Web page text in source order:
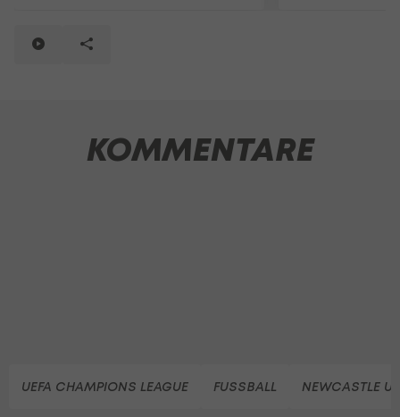
KOMMENTARE
UEFA CHAMPIONS LEAGUE FUSSBALL NEWCASTLE